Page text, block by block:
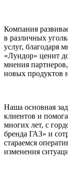
Компания
в различных
услуг, благодаря
«Луидор» ценит
мнения
новых продуктов
Наша основная
клиентов и
многих лет, с
бренда ГАЗ» и
стараемся
изменения